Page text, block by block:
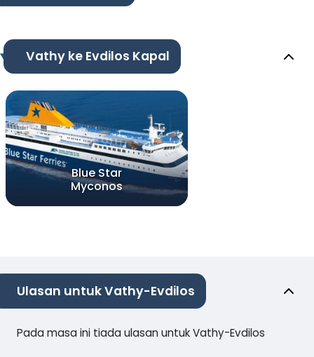
Vathy ke Evdilos Kapal
Blue Star
Myconos
Ulasan untuk Vathy-Evdilos
Pada masa ini tiada ulasan untuk Vathy-Evdilos